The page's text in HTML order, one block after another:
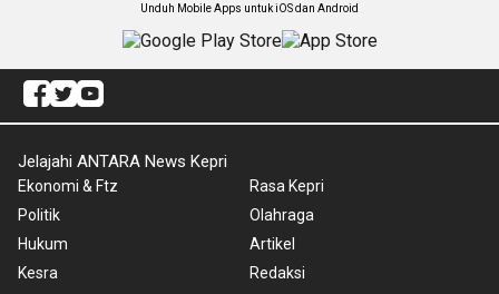
Unduh Mobile Apps untuk iOS dan Android
Jelajahi ANTARA News Kepri
Ekonomi & Ftz
Politik
Hukum
Kesra
Rasa Kepri
Olahraga
Artikel
Redaksi